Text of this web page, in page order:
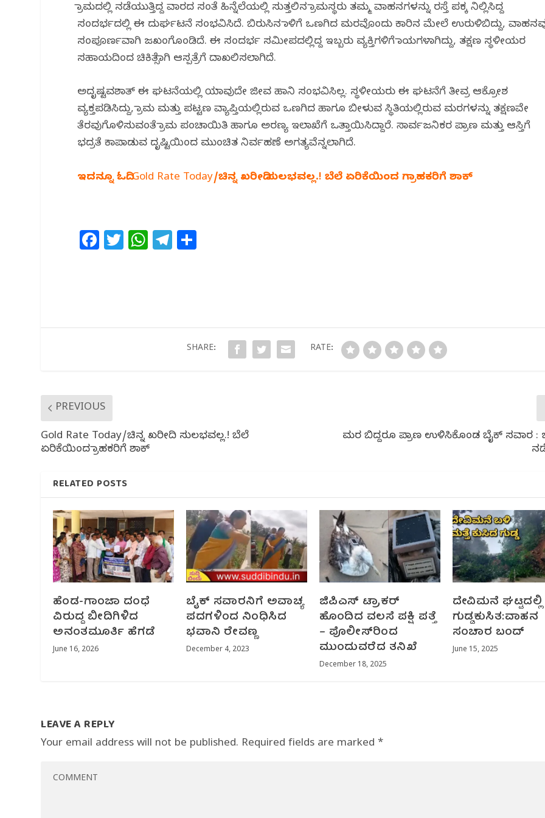
o
k
p
ಗ್ರಾಮದಲ್ಲಿ ನಡೆಯುತ್ತಿದ್ದ ವಾರದ ಸಂತೆ ಹಿನ್ನೆಲೆಯಲ್ಲಿ ಸುತ್ತಲಿನ ಗ್ರಾಮಸ್ಥರು ತಮ್ಮ ವಾಹನಗಳನ್ನು ರಸ್ತೆ ಪಕ್ಕ ನಿಲ್ಲಿಸಿದ್ದ
ಸಂದರ್ಭದಲ್ಲಿ ಈ ದುರ್ಘಟನೆ ಸಂಭವಿಸಿದೆ. ಬಿರುಸಿನ ಗಾಳಿಗೆ ಒಣಗಿದ ಮರವೊಂದು ಕಾರಿನ ಮೇಲೆ ಉರುಳಿಬಿದ್ದು,
ಸಂಪೂರ್ಣವಾಗಿ ಜಖಂಗೊಂಡಿದೆ. ಈ ಸಂದರ್ಭ ಸಮೀಪದಲ್ಲಿದ್ದ ಇಬ್ಬರು ವ್ಯಕ್ತಿಗಳಿಗೆ ಗಾಯಗಳಾಗಿದ್ದು, ತಕ್ಷಣ ಸ್ಥಳೀಯರ
ಸಹಾಯದಿಂದ ಚಿಕಿತ್ಸೆಗಾಗಿ ಆಸ್ಪತ್ರೆಗೆ ದಾಖಲಿಸಲಾಗಿದೆ.
ಅದೃಷ್ಟವಶಾತ್ ಈ ಘಟನೆಯಲ್ಲಿ ಯಾವುದೇ ಜೀವ ಹಾನಿ ಸಂಭವಿಸಿಲ್ಲ. ಸ್ಥಳೀಯರು ಈ ಘಟನೆಗೆ ತೀವ್ರ ಆಕ್ರೋಶ
ವ್ಯಕ್ತಪಡಿಸಿದ್ದು, ಗ್ರಾಮ ಮತ್ತು ಪಟ್ಟಣ ವ್ಯಾಪ್ತಿಯಲ್ಲಿರುವ ಒಣಗಿದ ಹಾಗೂ ಬೀಳುವ ಸ್ಥಿತಿಯಲ್ಲಿರುವ ಮರಗಳನ್ನು ತಕ್ಷಣವೇ
ತೆರವುಗೊಳಿಸುವಂತೆ ಗ್ರಾಮ ಪಂಚಾಯಿತಿ ಹಾಗೂ ಅರಣ್ಯ ಇಲಾಖೆಗೆ ಒತ್ತಾಯಿಸಿದ್ದಾರೆ. ಸಾರ್ವಜನಿಕರ ಪ್ರಾಣ ಮತ್ತು ಆಸ್ತಿಗೆ
ಭದ್ರತೆ ಕಾಪಾಡುವ ದೃಷ್ಟಿಯಿಂದ ಮುಂಚಿತ ನಿರ್ವಹಣೆ ಅಗತ್ಯವೆನ್ನಲಾಗಿದೆ.
ಇದನ್ನೂ ಓದಿ: Gold Rate Today/ಚಿನ್ನ ಖರೀದಿ ಸುಲಭವಲ್ಲ.! ಬೆಲೆ ಏರಿಕೆಯಿಂದ ಗ್ರಾಹಕರಿಗೆ ಶಾಕ್
F
o
T W
p
T
mSHARE: RATE:
PREVIOUS
Gold Rate Today/ಚಿನ್ನ ಖರೀದಿ ಸುಲಭವಲ್ಲ.! ಬೆಲೆ
ಏರಿಕೆಯಿಂದ ಗ್ರಾಹಕರಿಗೆ ಶಾಕ್
ಮರ ಬಿದ್ದರೂ ಪ್ರಾಣ ಉಳಿಸಿಕೊಂಡ ಬೈಕ್ ಸವಾರ :
RELATED POSTS
ಹೆಂಡ-ಗಾಂಜಾ ದಂಧೆ
ವಿರುದ್ದ ಬೀದಿಗಿಳಿದ
ಅನಂತಮೂರ್ತಿ ಹೆಗಡೆ
June 16, 2026
ಬೈಕ್ ಸವಾರನಿಗೆ ಅವಾಚ್ಯ
ಪದಗಳಿಂದ ನಿಂಧಿಸಿದ
ಭವಾನಿ ರೇವಣ್ಣ
December 4, 2023
ಜಿಪಿಎಸ್ ಟ್ರಾಕರ್
ಹೊಂದಿದ ವಲಸೆ ಪಕ್ಷಿ ಪತ್ತೆ
– ಪೊಲೀಸ್‌ರಿಂದ
ಮುಂದುವರೆದ ತನಿಖೆ
December 18, 2025
ದೇವಿಮನೆ ಘಟ್ಟದಲ್ಲಿ
ಗುಡ್ಡಕುಸಿತ:ವಾಹನ
ಸಂಚಾರ ಬಂದ್
June 15, 2025
LEAVE A REPLY
Your email address will not be published. Required fields are marked*